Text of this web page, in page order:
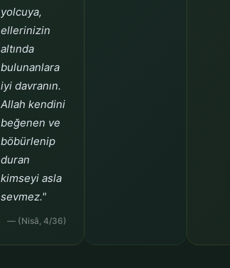
yolcuya,
ellerinizin
altında
bulunanlara
iyi davranın.
Allah kendini
beğenen ve
böbürlenip
duran
kimseyi asla
sevmez."
— (Nisâ, 4/36)